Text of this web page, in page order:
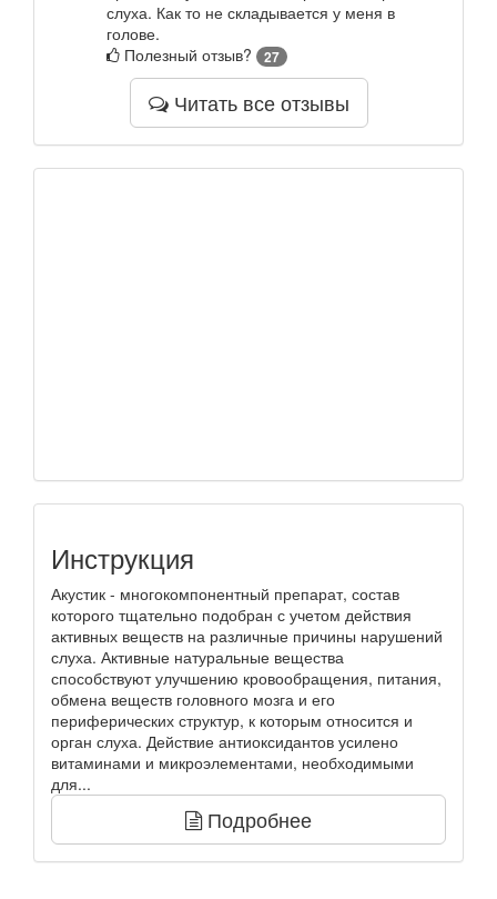
слуха. Как то не складывается у меня в
голове.
Полезный отзыв?
27
Читать все отзывы
Инструкция
Акустик - многокомпонентный препарат, состав
которого тщательно подобран с учетом действия
активных веществ на различные причины нарушений
слуха. Активные натуральные вещества
способствуют улучшению кровообращения, питания,
обмена веществ головного мозга и его
периферических структур, к которым относится и
орган слуха. Действие антиоксидантов усилено
витаминами и микроэлементами, необходимыми
для...
Подробнее